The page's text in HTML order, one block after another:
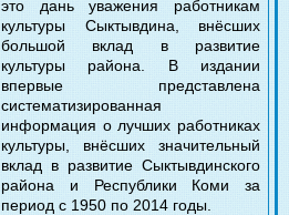
это дань уважения работникам
культуры Сыктывдина, внёсших
большой вклад в развитие
культуры района. В издании
впервые представлена
систематизированная
информация о лучших работниках
культуры, внёсших значительный
вклад в развитие Сыктывдинского
района и Республики Коми за
период с 1950 по 2014 годы.